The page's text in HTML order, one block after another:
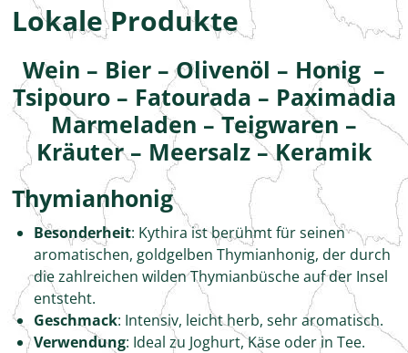
Lokale Produkte
Wein – Bier – Olivenöl – Honig –
Tsipouro – Fatourada – Paximadia
Marmeladen – Teigwaren –
Kräuter – Meersalz – Keramik
Thymianhonig
Besonderheit: Kythira ist berühmt für seinen
aromatischen, goldgelben Thymianhonig, der durch
die zahlreichen wilden Thymianbüsche auf der Insel
entsteht.
Geschmack: Intensiv, leicht herb, sehr aromatisch.
Verwendung: Ideal zu Joghurt, Käse oder in Tee.